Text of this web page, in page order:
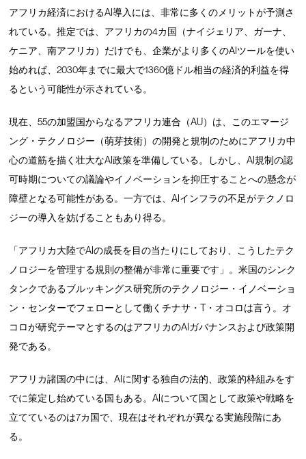
アフリカ経済におけるAI導入には、非常に多くのメリットが予測さ
れている。推定では、アフリカの4カ国（ナイジェリア、ガーナ、
ケニア、南アフリカ）だけでも、企業がより多くのAIツールを使い
始めれば、2030年までに最大で1360億ドル相当の経済的利益を得
るという可能性が示されている。
現在、55の加盟国からなるアフリカ連合（AU）は、このエマージ
ング・テクノロジー（萌芽技術）の開発と規制のためにアフリカ中
心の道筋を描く壮大なAI政策を準備している。しかし、AI規制の認
可時期についての議論やイノベーションを抑圧することへの懸念が
障壁となる可能性がある。一方では、AIインフラの不足がテクノロ
ジーの導入を妨げることもあり得る。
「アフリカ大陸でAIの成長を目の当たりにしており、こうしたテク
ノロジーを管理する規則の整備が非常に重要です」。米国のシンク
タンクであるブルッキングス研究所のテクノロジー・イノベーショ
ン・センターでフェローとして働くチナサ・T・オコロは言う。オ
コロが研究テーマとするのはアフリカのAIガバナンスおよび政策開
発である。
アフリカ諸国の中には、AIに関する独自の法的、政策的枠組みをす
でに策定し始めている国もある。AIについて国として政策や戦略を
立てているのは7カ国で、現在はそれぞれが異なる実施段階にあ
る。